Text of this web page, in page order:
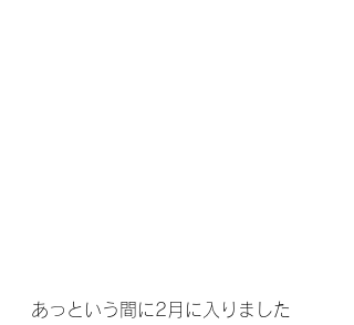
あっという間に2月に入りました